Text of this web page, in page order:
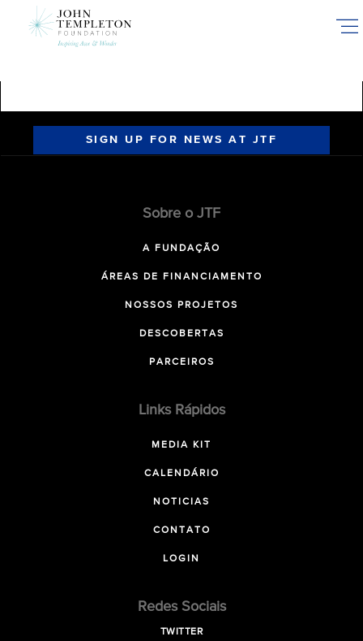
SIGN UP FOR NEWS AT JTF
Sobre o JTF
A FUNDAÇÃO
ÁREAS DE FINANCIAMENTO
NOSSOS PROJETOS
DESCOBERTAS
PARCEIROS
Links Rápidos
MEDIA KIT
CALENDÁRIO
NOTICIAS
CONTATO
LOGIN
Redes Sociais
TWITTER